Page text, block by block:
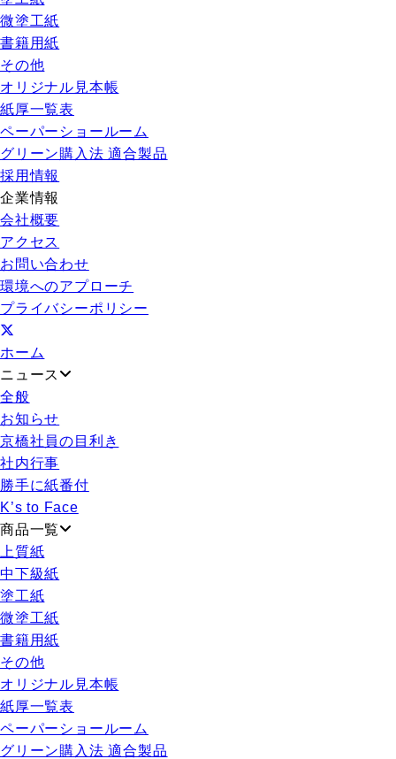
微塗工紙
書籍用紙
その他
オリジナル見本帳
紙厚一覧表
ペーパーショールーム
グリーン購入法 適合製品
採用情報
企業情報
会社概要
アクセス
お問い合わせ
環境へのアプローチ
プライバシーポリシー
ホーム
ニュース
全般
お知らせ
京橋社員の目利き
社内行事
勝手に紙番付
K’s to Face
商品一覧
上質紙
中下級紙
塗工紙
微塗工紙
書籍用紙
その他
オリジナル見本帳
紙厚一覧表
ペーパーショールーム
グリーン購入法 適合製品